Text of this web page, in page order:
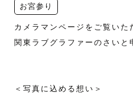
お宮参り
カメラマンページをご覧いた
関東ラブグラファーのさいと
＜写真に込める想い＞